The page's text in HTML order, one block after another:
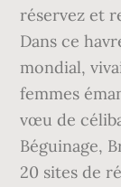
réservez et
Dans ce
mondial,
femmes
vœu de
Béguinage,
20 sites de